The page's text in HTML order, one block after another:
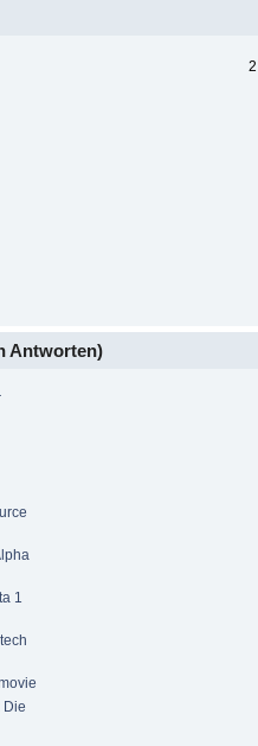
Antworten)
1
Die